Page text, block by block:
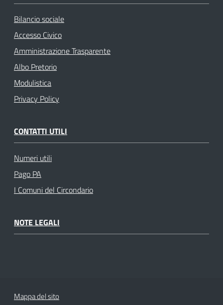
Bilancio sociale
Accesso Civico
Amministrazione Trasparente
Albo Pretorio
Modulistica
Privacy Policy
CONTATTI UTILI
Numeri utili
Pago PA
I Comuni del Circondario
NOTE LEGALI
Mappa del sito